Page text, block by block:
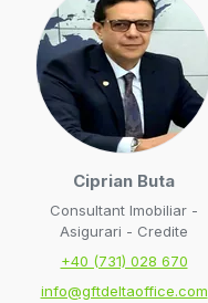
Ciprian Buta
Consultant Imobiliar -
Asigurari - Credite
+40 (731) 028 670
info@gftdeltaoffice.com